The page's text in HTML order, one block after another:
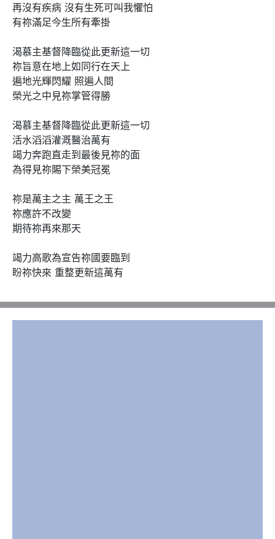
再沒有疾病 沒有生死可叫我懼怕
有祢滿足今生所有牽掛
渴慕主基督降臨從此更新這一切
祢旨意在地上如同行在天上
遍地光輝閃耀 照遍人間
榮光之中見祢掌管得勝
渴慕主基督降臨從此更新這一切
活水滔滔灌溉醫治萬有
竭力奔跑直走到最後見祢的面
為得見祢賜下榮美冠冕
祢是萬主之主 萬王之王
祢應許不改變
期待祢再來那天
竭力高歌為宣告祢國要臨到
盼祢快來 重整更新這萬有